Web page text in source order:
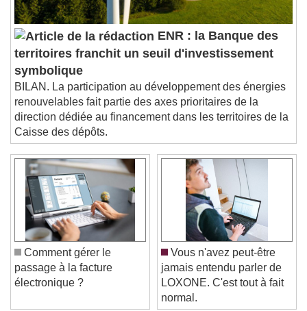
subtitles off , selected
Audio Track
Picture-in-Picture
Fullscreen
This is a modal window.
Beginning of dialog window. Escape will cancel
and close the window.
Text
Color Opacity
Text Background
Color Opacity
Caption Area Background
Color
Font Size
ENR : la Banque des
territoires franchit un seuil d'investissement
symbolique
BILAN. La participation au développement des énergies
renouvelables fait partie des axes prioritaires de la
direction dédiée au financement dans les territoires de la
Caisse des dépôts.
Comment gérer le
passage à la facture
Vous n'avez peut-être
jamais entendu parler de
LOXONE. C'est tout à fait
normal.